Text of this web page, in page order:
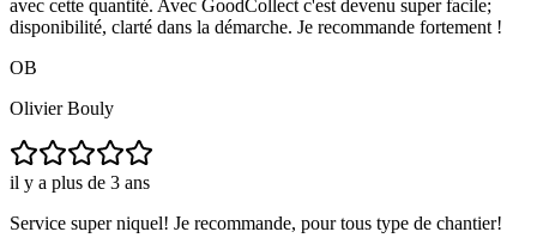
avec cette quantité. Avec GoodCollect c'est devenu super facile;
disponibilité, clarté dans la démarche. Je recommande fortement !
OB
Olivier Bouly
il y a plus de 3 ans
Service super niquel! Je recommande, pour tous type de chantier!